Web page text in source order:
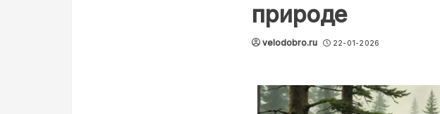
природе
velodobro.ru 22-01-2026